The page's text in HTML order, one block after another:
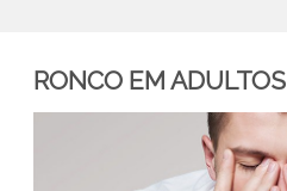
RONCO EM ADULTOS